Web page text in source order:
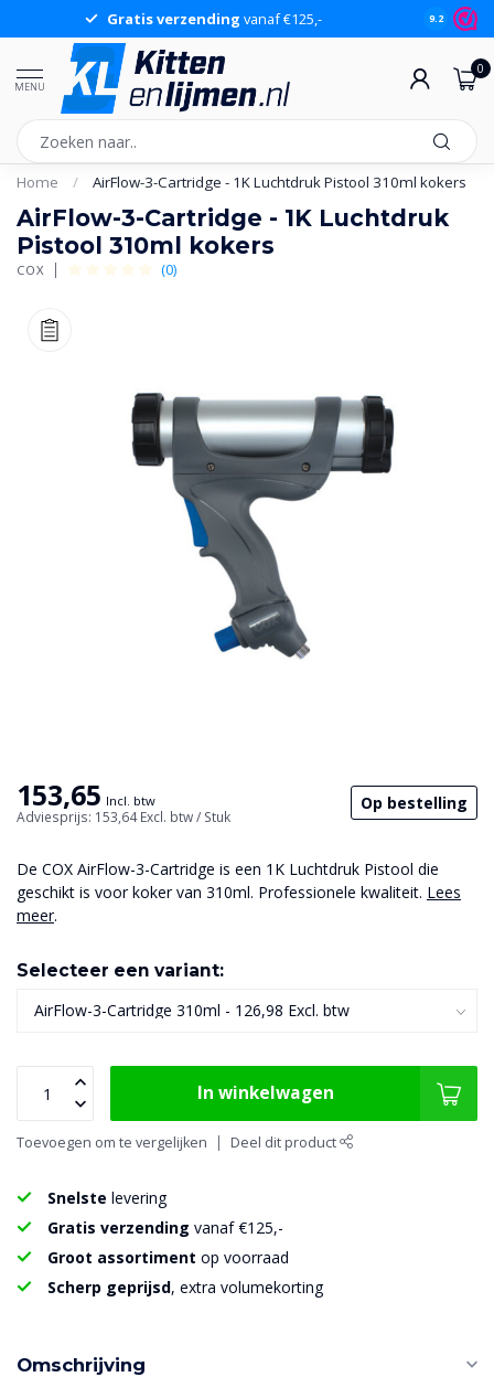
Gratis verzending vanaf €125,- 9.2
MENU
0
Home / AirFlow-3-Cartridge - 1K Luchtdruk Pistool 310ml kokers
AirFlow-3-Cartridge - 1K Luchtdruk
Pistool 310ml kokers
COX (0)
153,65 Incl. btw
Adviesprijs: 153,64Excl. btw/ Stuk
Op bestelling
De COX AirFlow-3-Cartridge is een 1K Luchtdruk Pistool die
geschikt is voor koker van 310ml. Professionele kwaliteit. Lees
meer.
Selecteer een variant:
In winkelwagen
Toevoegen om te vergelijken Deel dit product
Snelste levering
Gratis verzending vanaf €125,-
Groot assortiment op voorraad
Scherp geprijsd, extra volumekorting
Omschrijving